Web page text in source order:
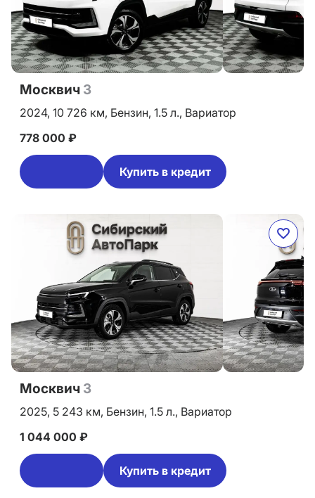
Москвич 3
2024, 10 726 км, Бензин, 1.5 л., Вариатор
778 000 ₽
Купить в кредит
Москвич 3
2025, 5 243 км, Бензин, 1.5 л., Вариатор
1 044 000 ₽
Купить в кредит